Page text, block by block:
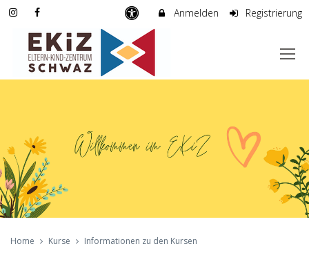
Anmelden Registrierung
Home Kurse Informationen zu den Kursen